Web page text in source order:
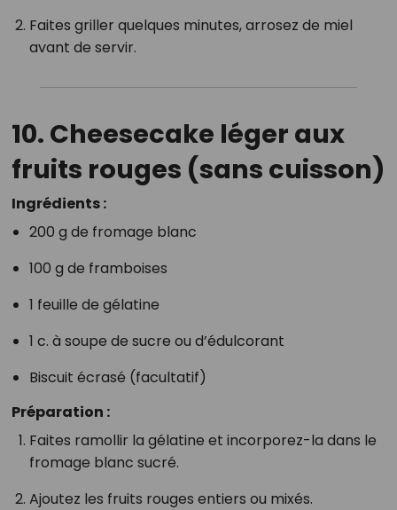
Faites griller quelques minutes, arrosez de miel
avant de servir.
10. Cheesecake léger aux
fruits rouges (sans cuisson)
Ingrédients :
200 g de fromage blanc
100 g de framboises
1 feuille de gélatine
1 c. à soupe de sucre ou d’édulcorant
Biscuit écrasé (facultatif)
Préparation :
Faites ramollir la gélatine et incorporez-la dans le
fromage blanc sucré.
Ajoutez les fruits rouges entiers ou mixés.